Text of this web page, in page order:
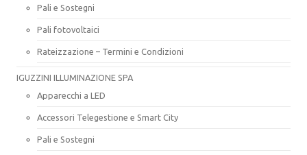
Pali e Sostegni
Pali fotovoltaici
Rateizzazione – Termini e Condizioni
IGUZZINI ILLUMINAZIONE SPA
Apparecchi a LED
Accessori Telegestione e Smart City
Pali e Sostegni